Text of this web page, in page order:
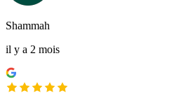
Shammah
il y a 2 mois